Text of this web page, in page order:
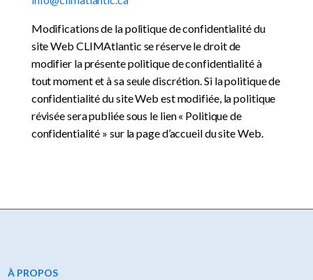
Modifications de la politique de confidentialité du
site Web CLIMAtlantic se réserve le droit de
modifier la présente politique de confidentialité à
tout moment et à sa seule discrétion. Si la politique de
confidentialité du site Web est modifiée, la politique
révisée sera publiée sous le lien « Politique de
confidentialité » sur la page d’accueil du site Web.
À PROPOS